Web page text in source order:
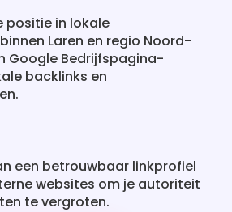
positie in lokale
Laren en regio Noord-
Google Bedrijfspagina-
backlinks en
een betrouwbaar linkprofiel
websites om je autoriteit
te vergroten.